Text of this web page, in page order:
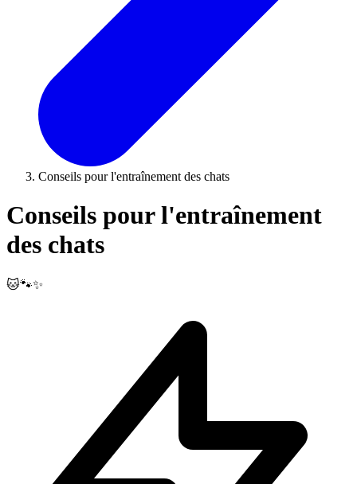
Conseils pour l'entraînement des chats
Conseils pour l'entraînement
des chats
🐱🐾✨